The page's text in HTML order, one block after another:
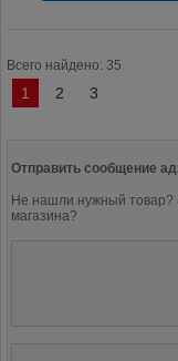
Всего найдено: 35
1 2 3
Отправить сообщение
Не нашли нужный товар?
магазина?